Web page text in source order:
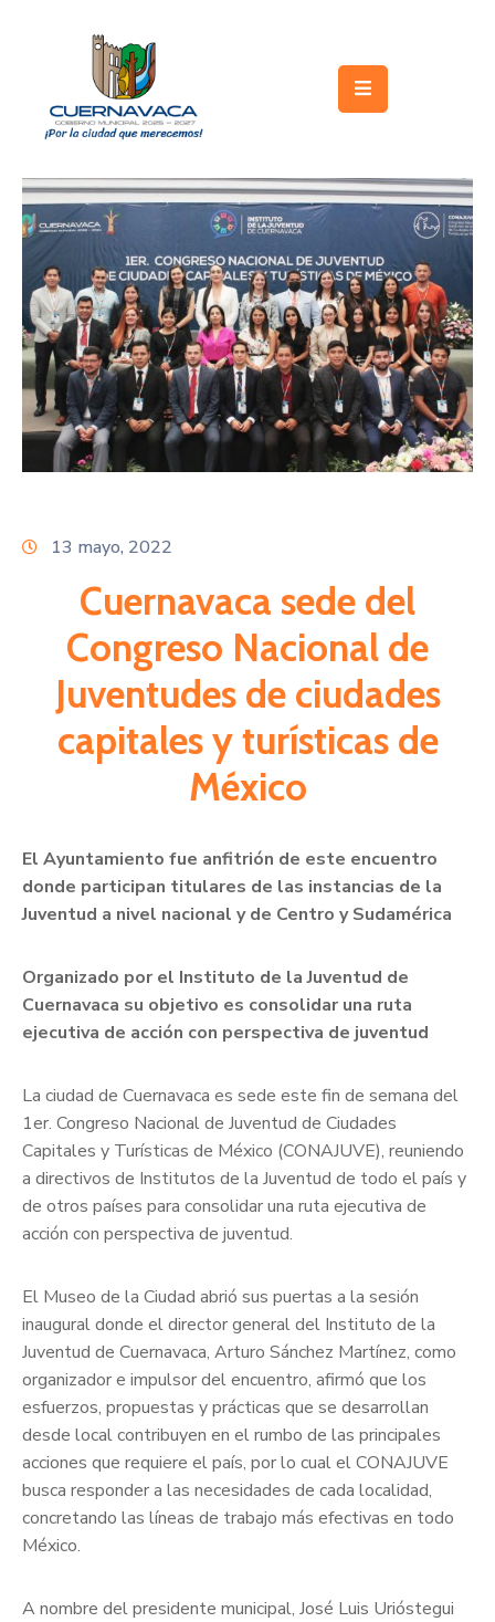
Gobierno
Turismo
Servicios
Licitaciones
Transparencia
Directorio
13 mayo, 2022
Cuernavaca sede del
Congreso Nacional de
Juventudes de ciudades
capitales y turísticas de
México
El Ayuntamiento fue anfitrión de este encuentro
donde participan titulares de las instancias de la
Juventud a nivel nacional y de Centro y Sudamérica
Organizado por el Instituto de la Juventud de
Cuernavaca su objetivo es consolidar una ruta
ejecutiva de acción con perspectiva de juventud
La ciudad de Cuernavaca es sede este fin de semana del
1er. Congreso Nacional de Juventud de Ciudades
Capitales y Turísticas de México (CONAJUVE), reuniendo
a directivos de Institutos de la Juventud de todo el país y
de otros países para consolidar una ruta ejecutiva de
acción con perspectiva de juventud.
El Museo de la Ciudad abrió sus puertas a la sesión
inaugural donde el director general del Instituto de la
Juventud de Cuernavaca, Arturo Sánchez Martínez, como
organizador e impulsor del encuentro, afirmó que los
esfuerzos, propuestas y prácticas que se desarrollan
desde local contribuyen en el rumbo de las principales
acciones que requiere el país, por lo cual el CONAJUVE
busca responder a las necesidades de cada localidad,
concretando las líneas de trabajo más efectivas en todo
México.
A nombre del presidente municipal, José Luis Urióstegui